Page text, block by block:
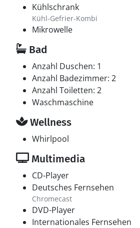
Kühlschrank
Kühl-Gefrier-Kombi
Mikrowelle
Bad
Anzahl Duschen: 1
Anzahl Badezimmer: 2
Anzahl Toiletten: 2
Waschmaschine
Wellness
Whirlpool
Multimedia
CD-Player
Deutsches Fernsehen
Chromecast
DVD-Player
Internationales Fernsehen